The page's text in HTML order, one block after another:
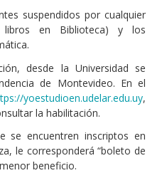
suspendidos por cualquier
libros en Biblioteca) y los
desde la Universidad se
de Montevideo. En el
yoestudioen.udelar.edu.uy,
la habilitación.
se encuentren inscriptos en
le corresponderá “boleto de
beneficio.